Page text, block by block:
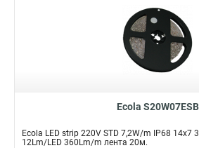
Ecola S20W07ESB
Ecola LED strip 220V STD 7,2W/m IP68 14x7
12Lm/LED 360Lm/m лента 20м.